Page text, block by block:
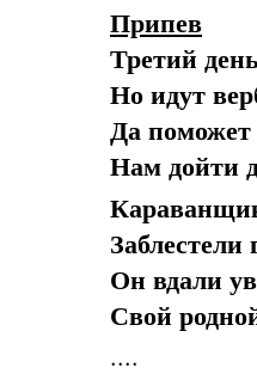
Припев
Третий
Но идут
Да
Нам дойти
Заблестели
Он вдали
Свой
....